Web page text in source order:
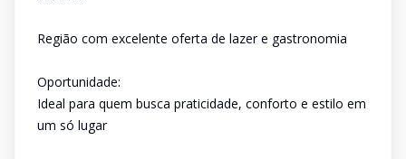
Região com excelente oferta de lazer e gastronomia
Oportunidade:
Ideal para quem busca praticidade, conforto e estilo em
um só lugar